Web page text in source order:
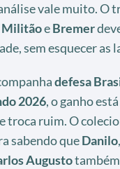
vale muito. O
MilitãoeBremer
sem esquecer as
defesa
2026, o ganho
troca ruim. O
sabendo queDanilo,
Augusto